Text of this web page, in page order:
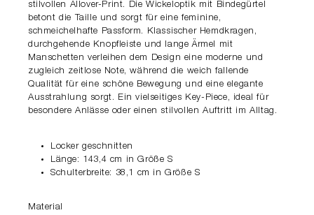
stilvollen Allover-Print. Die Wickeloptik mit Bindegürtel
betont die Taille und sorgt für eine feminine,
schmeichelhafte Passform. Klassischer Hemdkragen,
durchgehende Knopfleiste und lange Ärmel mit
Manschetten verleihen dem Design eine moderne und
zugleich zeitlose Note, während die weich fallende
Qualität für eine schöne Bewegung und eine elegante
Ausstrahlung sorgt. Ein vielseitiges Key-Piece, ideal für
besondere Anlässe oder einen stilvollen Auftritt im Alltag.
Locker geschnitten
Länge: 143,4 cm in Größe S
Schulterbreite: 38,1 cm in Größe S
Material